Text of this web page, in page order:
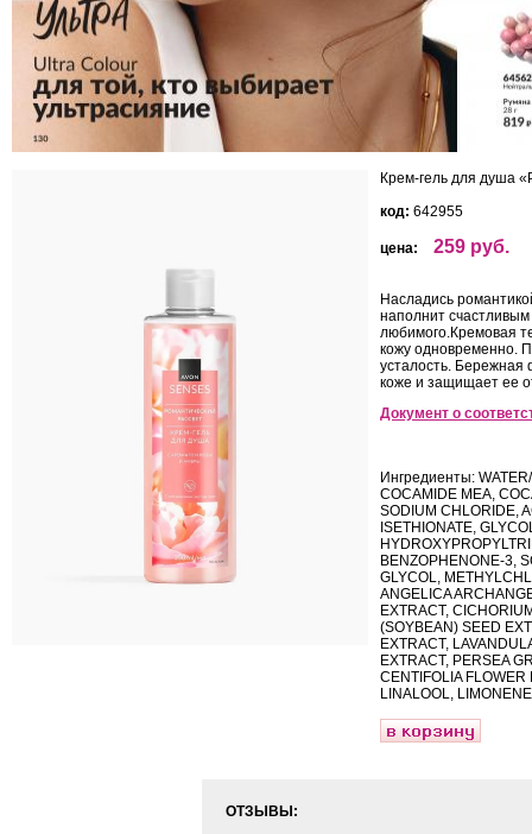
Крем-гель для душа
код: 642955
цена: 259 руб.
Насладись
наполнит
любимого.Кремовая
кожу одновременно.
усталость. Бережная
коже и защищает ее
Документ о
Ингредиенты:
COCAMIDE MEA,
SODIUM CHLORIDE,
ISETHIONATE,
BENZOPHENONE-3,
GLYCOL,
ANGELICA
EXTRACT,
(SOYBEAN) SEED
EXTRACT,
EXTRACT, PERSEA
CENTIFOLIA
LINALOOL,
ОТЗЫВЫ: